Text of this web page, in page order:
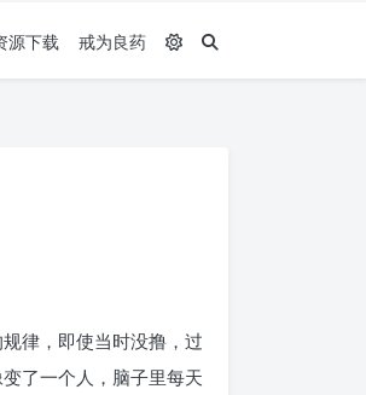
源下载 戒为良药
律，即使当时没撸，过
了一个人，脑子里每天